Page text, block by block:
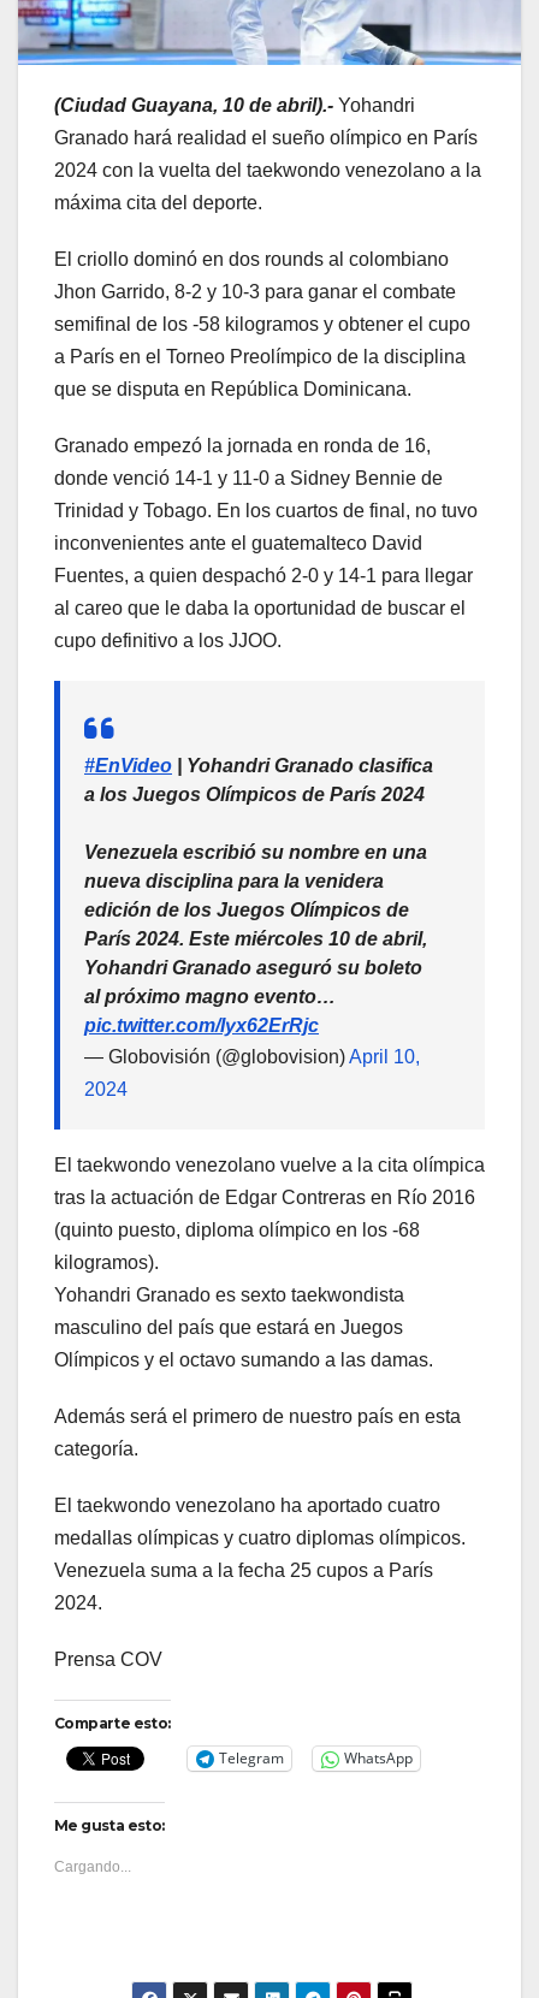
(Ciudad Guayana, 10 de abril).- Yohandri
Granado hará realidad el sueño olímpico en París
2024 con la vuelta del taekwondo venezolano a la
máxima cita del deporte.
El criollo dominó en dos rounds al colombiano
Jhon Garrido, 8-2 y 10-3 para ganar el combate
semifinal de los -58 kilogramos y obtener el cupo
a París en el Torneo Preolímpico de la disciplina
que se disputa en República Dominicana.
Granado empezó la jornada en ronda de 16,
donde venció 14-1 y 11-0 a Sidney Bennie de
Trinidad y Tobago. En los cuartos de final, no tuvo
inconvenientes ante el guatemalteco David
Fuentes, a quien despachó 2-0 y 14-1 para llegar
al careo que le daba la oportunidad de buscar el
cupo definitivo a los JJOO.
#EnVideo | Yohandri Granado clasifica
a los Juegos Olímpicos de París 2024
Venezuela escribió su nombre en una
nueva disciplina para la venidera
edición de los Juegos Olímpicos de
París 2024. Este miércoles 10 de abril,
Yohandri Granado aseguró su boleto
al próximo magno evento…
pic.twitter.com/Iyx62ErRjc
— Globovisión (@globovision)April 10,
2024
El taekwondo venezolano vuelve a la cita olímpica
tras la actuación de Edgar Contreras en Río 2016
(quinto puesto, diploma olímpico en los -68
kilogramos).
Yohandri Granado es sexto taekwondista
masculino del país que estará en Juegos
Olímpicos y el octavo sumando a las damas.
Además será el primero de nuestro país en esta
categoría.
El taekwondo venezolano ha aportado cuatro
medallas olímpicas y cuatro diplomas olímpicos.
Venezuela suma a la fecha 25 cupos a París
2024.
Prensa COV
Comparte esto:
Telegram WhatsApp
Me gusta esto:
Cargando...